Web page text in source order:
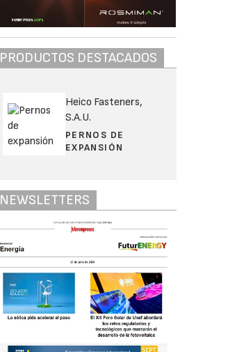
PRODUCTOS DESTACADOS
Heico Fasteners,
S.A.U.
PERNOS DE
EXPANSIÓN
NEWSLETTERS